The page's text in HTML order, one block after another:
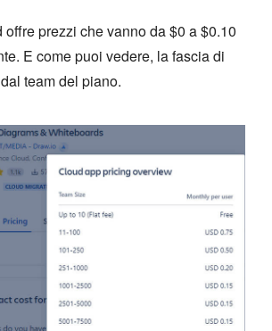
prezzi che vanno da $0 a $0.10
E come puoi vedere, la fascia di
team del piano.